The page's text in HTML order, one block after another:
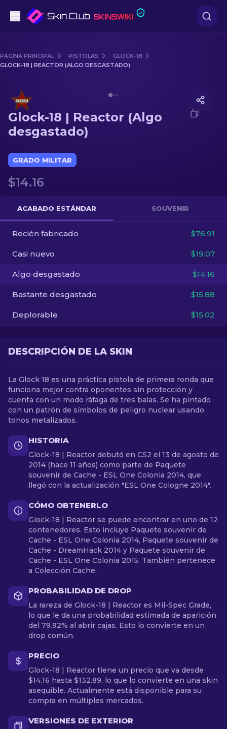
Gama media
Fusiles
Fusiles de Francotirador
Guantes
Otro
ES
PÁGINA PRINCIPAL PISTOLAS
GLOCK-18
GLOCK-18 | REACTOR (ALGO DESGASTADO)
Glock-18 | Reactor (Algo
desgastado)
GRADO MILITAR
$14.16
ACABADO ESTÁNDAR SOUVENIR
Recién fabricado $76.91
Casi nuevo $19.07
Algo desgastado $14.16
Bastante desgastado $15.88
Deplorable $15.02
DESCRIPCIÓN DE LA SKIN
La Glock 18 es una práctica pistola de primera ronda que
funciona mejor contra oponentes sin protección y
cuenta con un modo ráfaga de tres balas. Se ha pintado
con un patrón de símbolos de peligro nuclear usando
tonos metalizados.
HISTORIA
Glock-18 | Reactor debutó en CS2 el 13 de agosto de
2014 (hace 11 años) como parte de Paquete
souvenir de Cache - ESL One Colonia 2014, que
llegó con la actualización "ESL One Cologne 2014".
CÓMO OBTENERLO
Glock-18 | Reactor se puede encontrar en uno de 12
contenedores. Esto incluye Paquete souvenir de
Cache - ESL One Colonia 2014, Paquete souvenir de
Cache - DreamHack 2014 y Paquete souvenir de
Cache - ESL One Colonia 2015. También pertenece
a Colección Cache.
PROBABILIDAD DE DROP
La rareza de Glock-18 | Reactor es Mil-Spec Grade,
lo que le da una probabilidad estimada de aparición
del 79.92% al abrir cajas. Esto lo convierte en un
drop común.
PRECIO
Glock-18 | Reactor tiene un precio que va desde
$14.16 hasta $132.89, lo que lo convierte en una skin
asequible. Actualmente está disponible para su
compra en múltiples mercados.
VERSIONES DE EXTERIOR